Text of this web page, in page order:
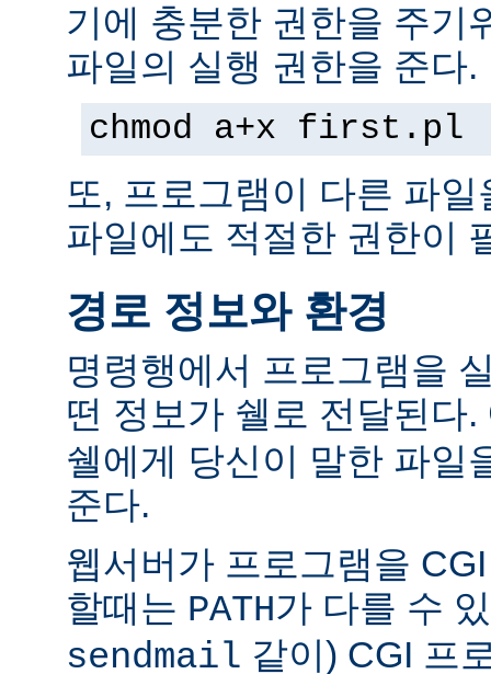
기에 충분한 권한을 주기
파일의 실행 권한을 준다.
chmod a+x first.pl
또, 프로그램이 다른 파
파일에도 적절한 권한이
경로 정보와 환경
명령행에서 프로그램을
떤 정보가 쉘로 전달된다
쉘에게 당신이 말한 파일
준다.
웹서버가 프로그램을
할때는 PATH가 다를 수
sendmail 같이) CGI 프